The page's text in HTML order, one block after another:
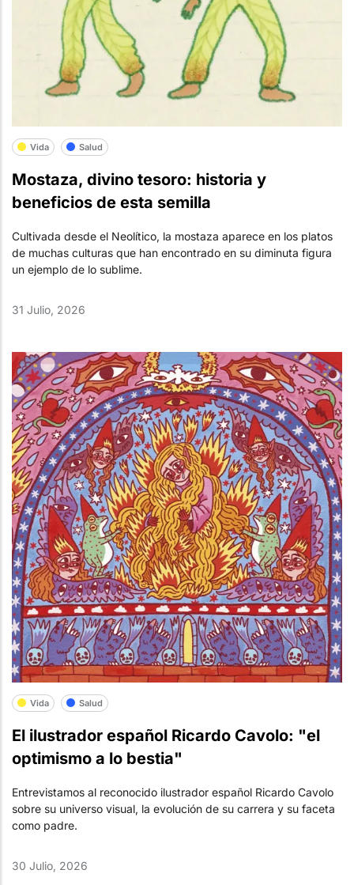
Vida Salud
Mostaza, divino tesoro: historia y
beneficios de esta semilla
Cultivada desde el Neolítico, la mostaza aparece en los platos
de muchas culturas que han encontrado en su diminuta figura
un ejemplo de lo sublime.
31 Julio, 2026
Vida Salud
El ilustrador español Ricardo Cavolo: "el
optimismo a lo bestia"
Entrevistamos al reconocido ilustrador español Ricardo Cavolo
sobre su universo visual, la evolución de su carrera y su faceta
como padre.
30 Julio, 2026